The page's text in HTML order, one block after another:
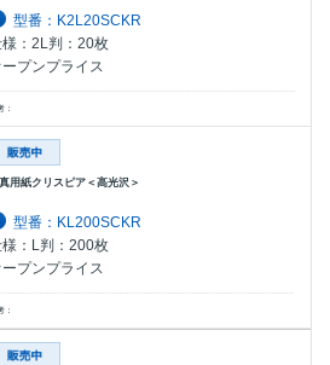
型番：K2L20SCKR
様：2L判：20枚
ープンプライス
：
用紙クリスピア＜高光沢＞
型番：KL200SCKR
様：L判：200枚
ープンプライス
：